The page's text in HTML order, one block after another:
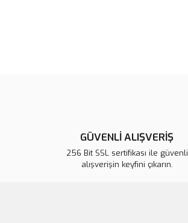
GÜVENLİ ALIŞVERİŞ
256 Bit SSL sertifikası ile güvenli
alışverişin keyfini çıkarın.